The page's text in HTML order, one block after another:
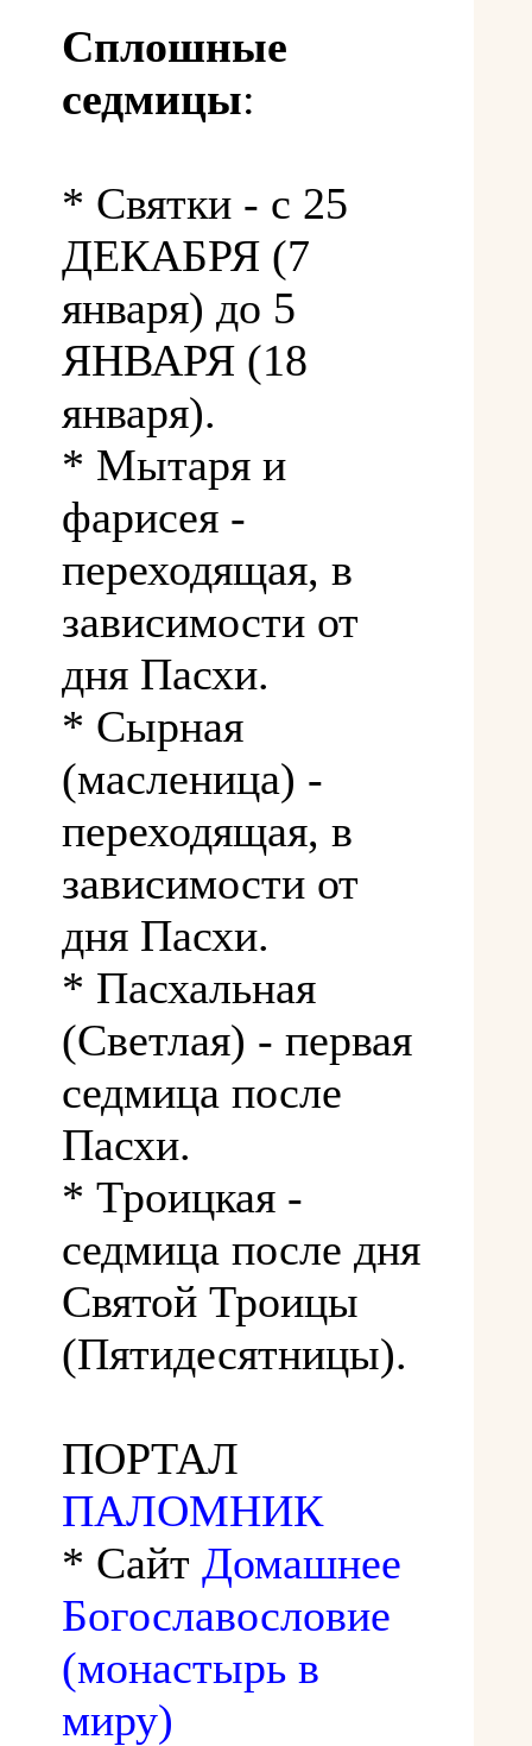
Сплошные
седмицы:
* Святки - с 25
ДЕКАБРЯ (7
января) до 5
ЯНВАРЯ (18
января).
* Мытаря и
фарисея -
переходящая, в
зависимости от
дня Пасхи.
* Сырная
(масленица) -
переходящая, в
зависимости от
дня Пасхи.
* Пасхальная
(Светлая) - первая
седмица после
Пасхи.
* Троицкая -
седмица после дня
Святой Троицы
(Пятидесятницы).
ПОРТАЛ
ПАЛОМНИК
* Сайт Домашнее
Богославословие
(монастырь в
миру)